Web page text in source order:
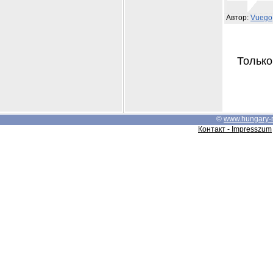
Автор: Vuego
© www.hungary-
Контакт - Impresszum